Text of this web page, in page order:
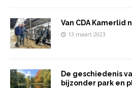
Van CDA Kamerlid
13 maart 2023
De geschiedenis
bijzonder park en